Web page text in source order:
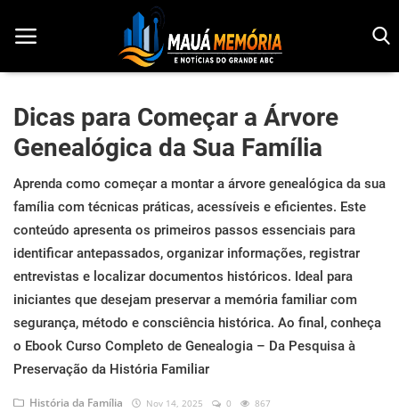
Início
Dorama
Notícias
Pop!
História
Geek
Esportes
Dicas para Começar a Árvore
Genealógica da Sua Família
Aprenda como começar a montar a árvore genealógica da sua
família com técnicas práticas, acessíveis e eficientes. Este
conteúdo apresenta os primeiros passos essenciais para
identificar antepassados, organizar informações, registrar
entrevistas e localizar documentos históricos. Ideal para
iniciantes que desejam preservar a memória familiar com
segurança, método e consciência histórica. Ao final, conheça
o Ebook Curso Completo de Genealogia – Da Pesquisa à
Preservação da História Familiar
História da Família Nov 14, 2025 0 867